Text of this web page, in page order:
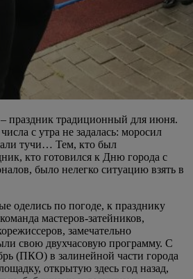
– праздник традиционный для июня.
с утра не задалась: моросил
тучи… Тем, кто был
кто готовился к Дню города с
было нелегко ситуацию взять в
оделись по погоде, к празднику
мастеров-затейников,
замечательно
свою двухчасовую программу. С
(ПКО) в залинейной части города
открытую здесь год назад,